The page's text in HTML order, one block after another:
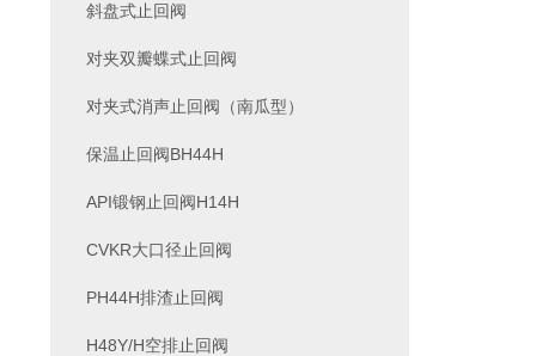
斜盘式止回阀
对夹双瓣蝶式止回阀
对夹式消声止回阀（南瓜型）
保温止回阀BH44H
API锻钢止回阀H14H
CVKR大口径止回阀
PH44H排渣止回阀
H48Y/H空排止回阀